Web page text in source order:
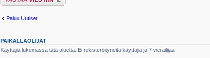
Paluu Uutiset
PAIKALLAOLIJAT
Käyttäjiä lukemassa tätä aluetta: Ei rekisteröityneitä käyttäjiä ja 7 vierailijaa